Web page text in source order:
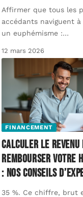
Affirmer que tous les
accédants naviguent
un euphémisme :…
12 mars 2026
FINANCEMENT
Calculer le revenu
rembourser votre
: nos conseils
35 %. Ce chiffre, brut